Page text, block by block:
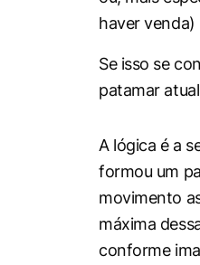
haver venda)
Se isso se
patamar
A lógica é a
formou um
movimento
máxima
conforme